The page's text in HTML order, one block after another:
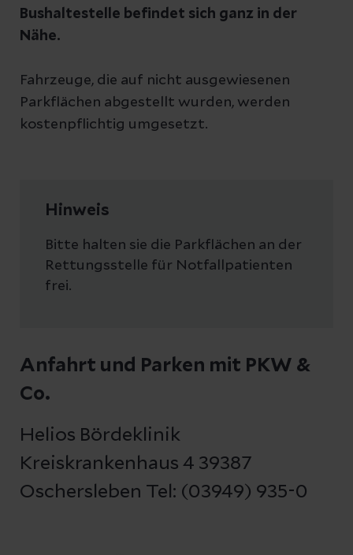
Bushaltestelle befindet sich ganz in der
Nähe.
Fahrzeuge, die auf nicht ausgewiesenen
Parkflächen abgestellt wurden, werden
kostenpflichtig umgesetzt.
Hinweis
Bitte halten sie die Parkflächen an der
Rettungsstelle für Notfallpatienten
frei.
Anfahrt und Parken mit PKW &
Co.
Helios Bördeklinik
Kreiskrankenhaus 4 39387
Oschersleben Tel: (03949) 935-0